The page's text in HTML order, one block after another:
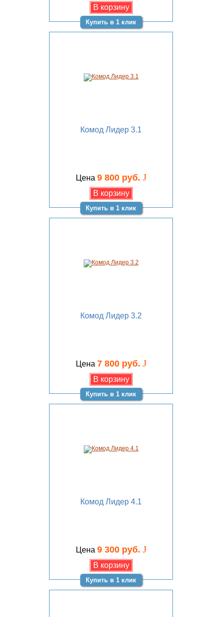
Купить в 1 клик
Комод Лидер 3.1
Цена 9 800 руб. J
Купить в 1 клик
Комод Лидер 3.2
Цена 7 800 руб. J
Купить в 1 клик
Комод Лидер 4.1
Цена 9 300 руб. J
Купить в 1 клик